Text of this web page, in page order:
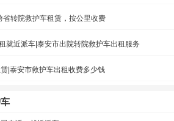
转院救护车租赁，按公里收费
就近派车|泰安市出院转院救护车出租服务
|泰安市救护车出租收费多少钱